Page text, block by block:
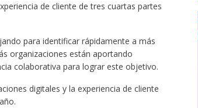
de cliente de tres cuartas partes
para identificar rápidamente a más
organizaciones están aportando
colaborativa para lograr este objetivo.
digitales y la experiencia de cliente